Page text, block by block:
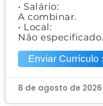
• Salário:
A combinar.
• Local:
Não
Enviar Currículo
8 de agosto de 2026